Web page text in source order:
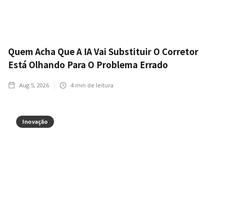
Quem Acha Que A IA Vai Substituir O Corretor
Está Olhando Para O Problema Errado
Aug 5, 2026 4 min de leitura
Inovação